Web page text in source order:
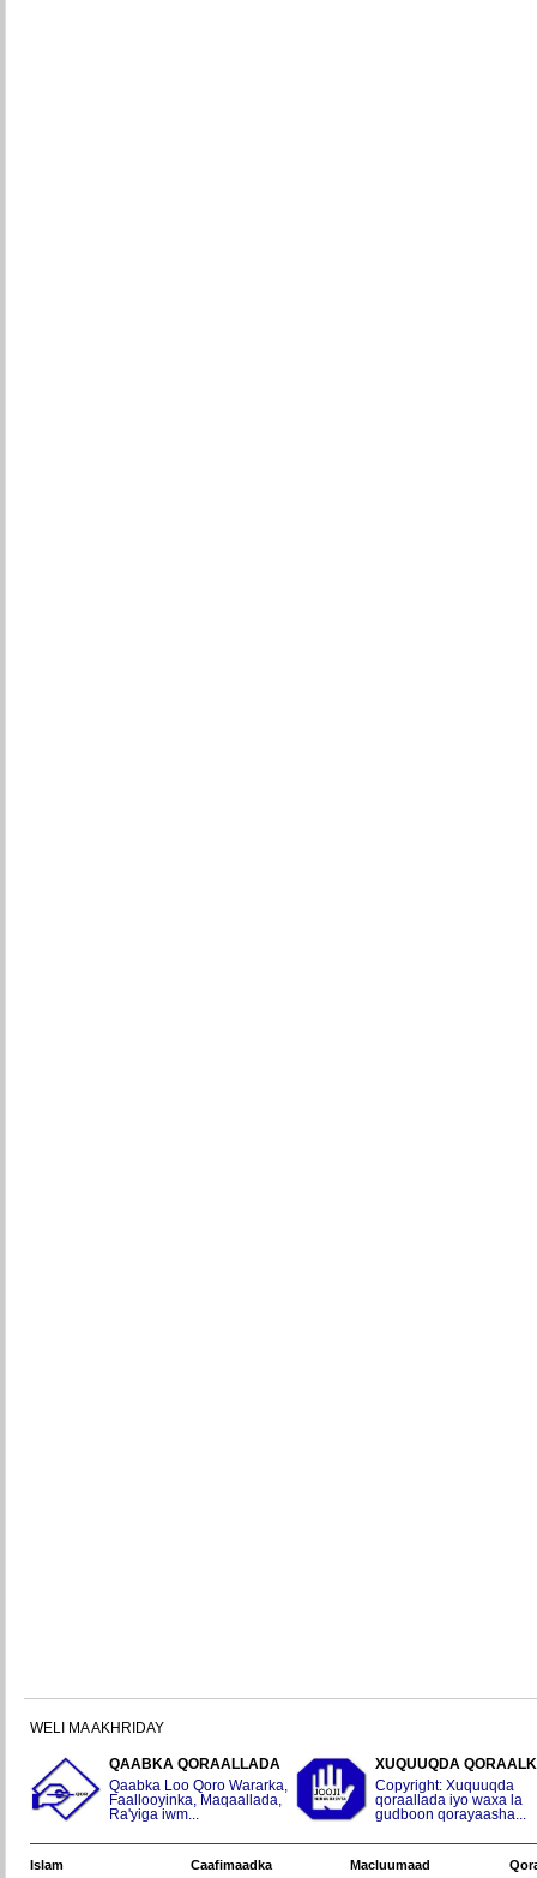
WELI MA AKHRIDAY
QAABKA QORAALLADA
Qaabka Loo Qoro Wararka,
Faallooyinka, Maqaallada,
Ra'yiga iwm...
XUQUUQDA
Copyright: Xuquuqda
qoraallada iyo waxa la
gudboon qorayaasha...
Islam
Caafimaadka
Macluumaad